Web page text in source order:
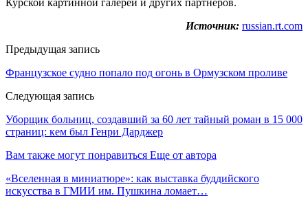
Источник: russian.rt.com
Предыдущая запись
Французское судно попало под огонь в Ормузском проливе
Следующая запись
Уборщик больниц, создавший за 60 лет тайный роман в 15 000
страниц: кем был Генри Дарджер
Вам также могут понравиться Еще от автора
«Вселенная в миниатюре»: как выставка буддийского
искусства в ГМИИ им. Пушкина ломает…